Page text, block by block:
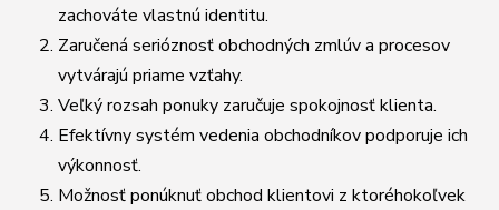
zachováte vlastnú identitu.
Zaručená serióznosť obchodných zmlúv a procesov
vytvárajú priame vzťahy.
Veľký rozsah ponuky zaručuje spokojnosť klienta.
Efektívny systém vedenia obchodníkov podporuje ich
výkonnosť.
Možnosť ponúknuť obchod klientovi z ktoréhokoľvek